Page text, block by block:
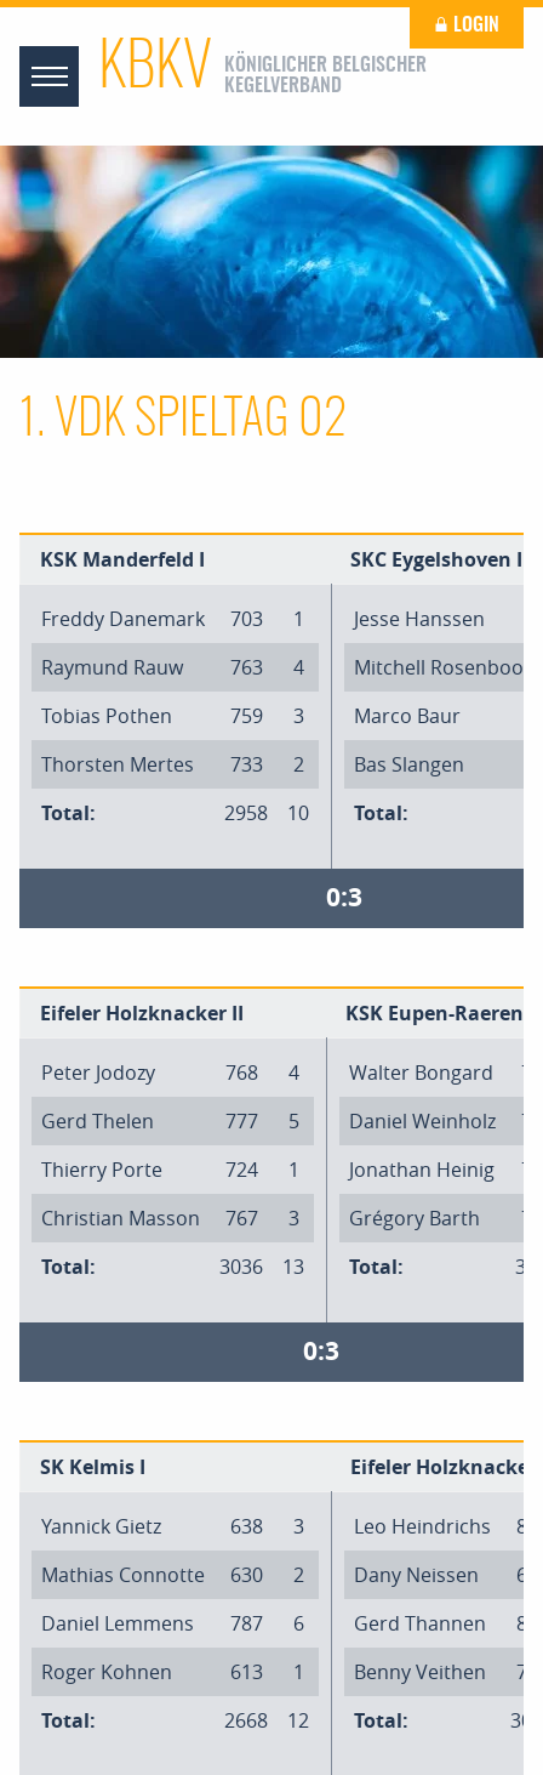
KBKV
KÖNIGLICHER BELGISCHER
KEGELVERBAND
LOGIN
1. VDK SPIELTAG 02
KSK Manderfeld I SKC Eygelshoven I
Freddy Danemark 703
1
Raymund Rauw
763
4
Tobias Pothen
759
3
Thorsten Mertes
733
2
Total:
2958 10
Jesse Hanssen
Mitchell Rosenboom
Marco Baur
Bas Slangen
Total:
0:3
Eifeler Holzknacker II KSK Eupen-Raeren I
Peter Jodozy 768
4
Gerd Thelen
777
5
Thierry Porte
724
1
Christian Masson
767
3
Total:
3036 13
Walter Bongard
Daniel Weinholz
Jonathan Heinig
Grégory Barth
Total:
0:3
SK Kelmis I Eifeler Holzknacker
Yannick Gietz 638
3
Mathias Connotte
630
2
Daniel Lemmens
787
6
Roger Kohnen
613
1
Total:
2668 12
Leo Heindrichs
Dany Neissen
Gerd Thannen
Benny Veithen
Total: